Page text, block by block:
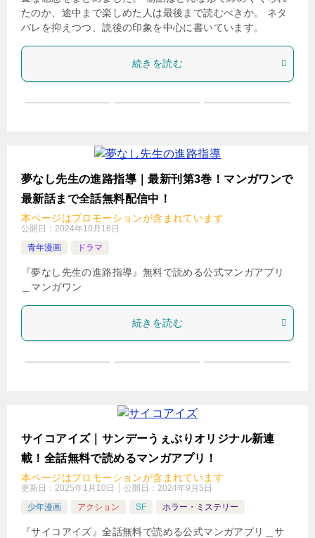
たのか、途中まで楽しめた人は最後まで読むべきか。 ネタ
バレを抑えつつ、読後の印象を中心に書いています。
続きを読む
夢なし先生の進路指導｜最新刊第3巻！マンガワンで
最新話まで全話無料配信中！
本ページはプロモーションが含まれています
公開日： 2024年10月16日
青年漫画
ドラマ
『夢なし先生の進路指導』無料で読める公式マンガアプリ
＿マンガワン
続きを読む
サイコアイズ｜サンデーうぇぶりオリジナル新連
載！全話無料で読めるマンガアプリ！
本ページはプロモーションが含まれています
更新日： 2025年1月10日 公開日： 2024年9月5日
少年漫画
アクション SF ホラー・ミステリー
『サイコアイズ』全話無料で読める公式マンガアプリ＿サ